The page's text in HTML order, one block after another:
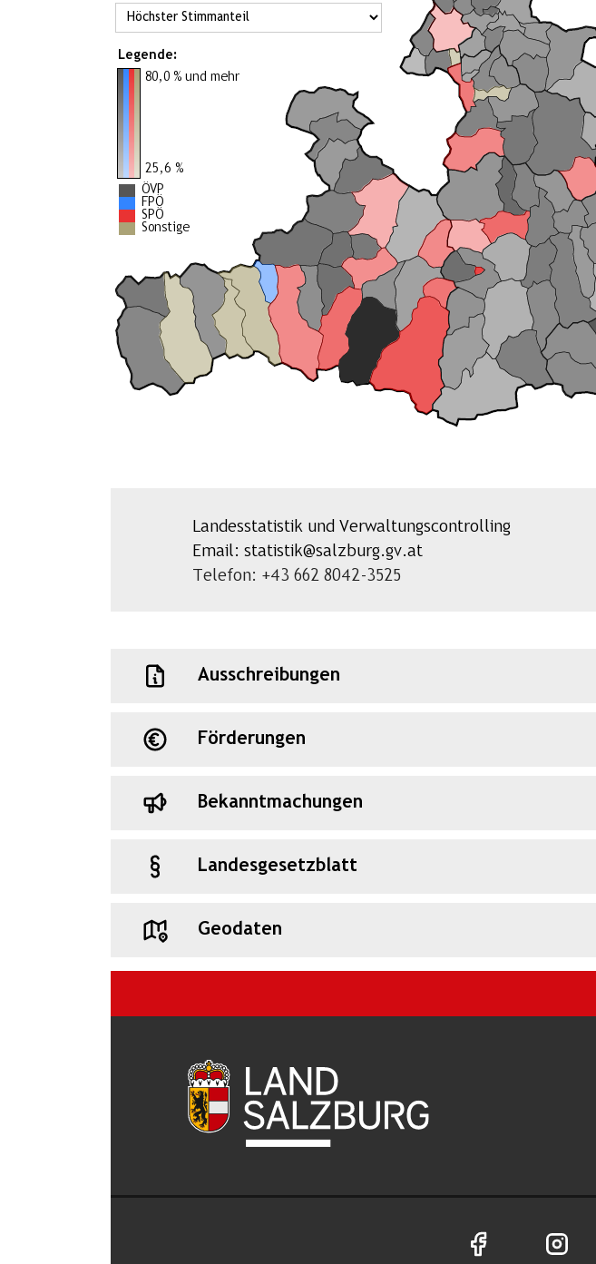
Legende:
80,0 % und mehr
25,6 %
ÖVP
FPÖ
SPÖ
Sonstige
Landesstatistik und Verwaltungscontrolling
Email: statistik@salzburg.gv.at
Telefon: +43 662 8042-3525
Ausschreibungen
Förderungen
Bekanntmachungen
Landesgesetzblatt
Geodaten
Facebook Seite